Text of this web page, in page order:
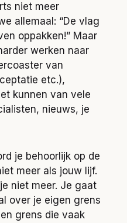
niet meer
allemaal: “De vlag
oppakken!” Maar
werken naar
van
etc.),
kunnen van vele
nieuws, je
je behoorlijk op de
meer als jouw lijf.
niet meer. Je gaat
over je eigen grens
grens die vaak